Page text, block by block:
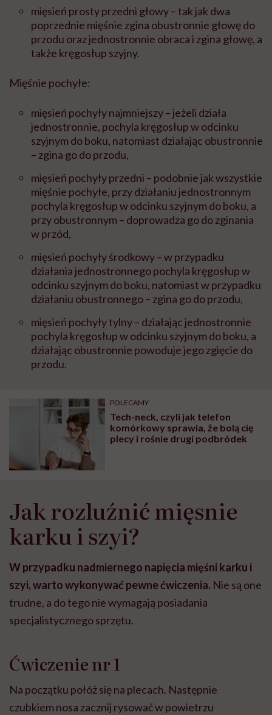
mięsień prosty przedni głowy – tak jak dwa
poprzednie mięśnie zgina obustronnie głowę do
przodu oraz jednostronnie obraca i zgina głowę, a
także kręgosłup szyjny.
Mięśnie pochyłe:
mięsień pochyły najmniejszy – jeżeli działa
jednostronnie, pochyla kręgosłup w odcinku
szyjnym do boku, natomiast działając obustronnie
– zgina go do przodu,
mięsień pochyły przedni – podobnie jak wszystkie
mięśnie pochyłe, przy działaniu jednostronnym
pochyla kręgosłup w odcinku szyjnym do boku, a
przy obustronnym – doprowadza go do zginania
w przód,
mięsień pochyły środkowy – w przypadku
działania jednostronnego pochyla kręgosłup w
odcinku szyjnym do boku, natomiast w przypadku
działaniu obustronnego – zgina go do przodu,
mięsień pochyły tylny – działając jednostronnie
pochyla kręgosłup w odcinku szyjnym do boku, a
działając obustronnie powoduje jego zgięcie do
przodu.
POLECAMY
Tech-neck, czyli jak telefon
komórkowy sprawia, że bolą cię
plecy i rośnie drugi podbródek
Jak rozluźnić mięsnie
karku i szyi?
W przypadku nadmiernego napięcia mięśni karku i
szyi, warto wykonywać pewne ćwiczenia. Nie są one
trudne, a do tego nie wymagają posiadania
specjalistycznego sprzętu.
Ćwiczenie nr 1
Na początku połóż się na plecach. Następnie
czubkiem nosa zacznij rysować w powietrzu